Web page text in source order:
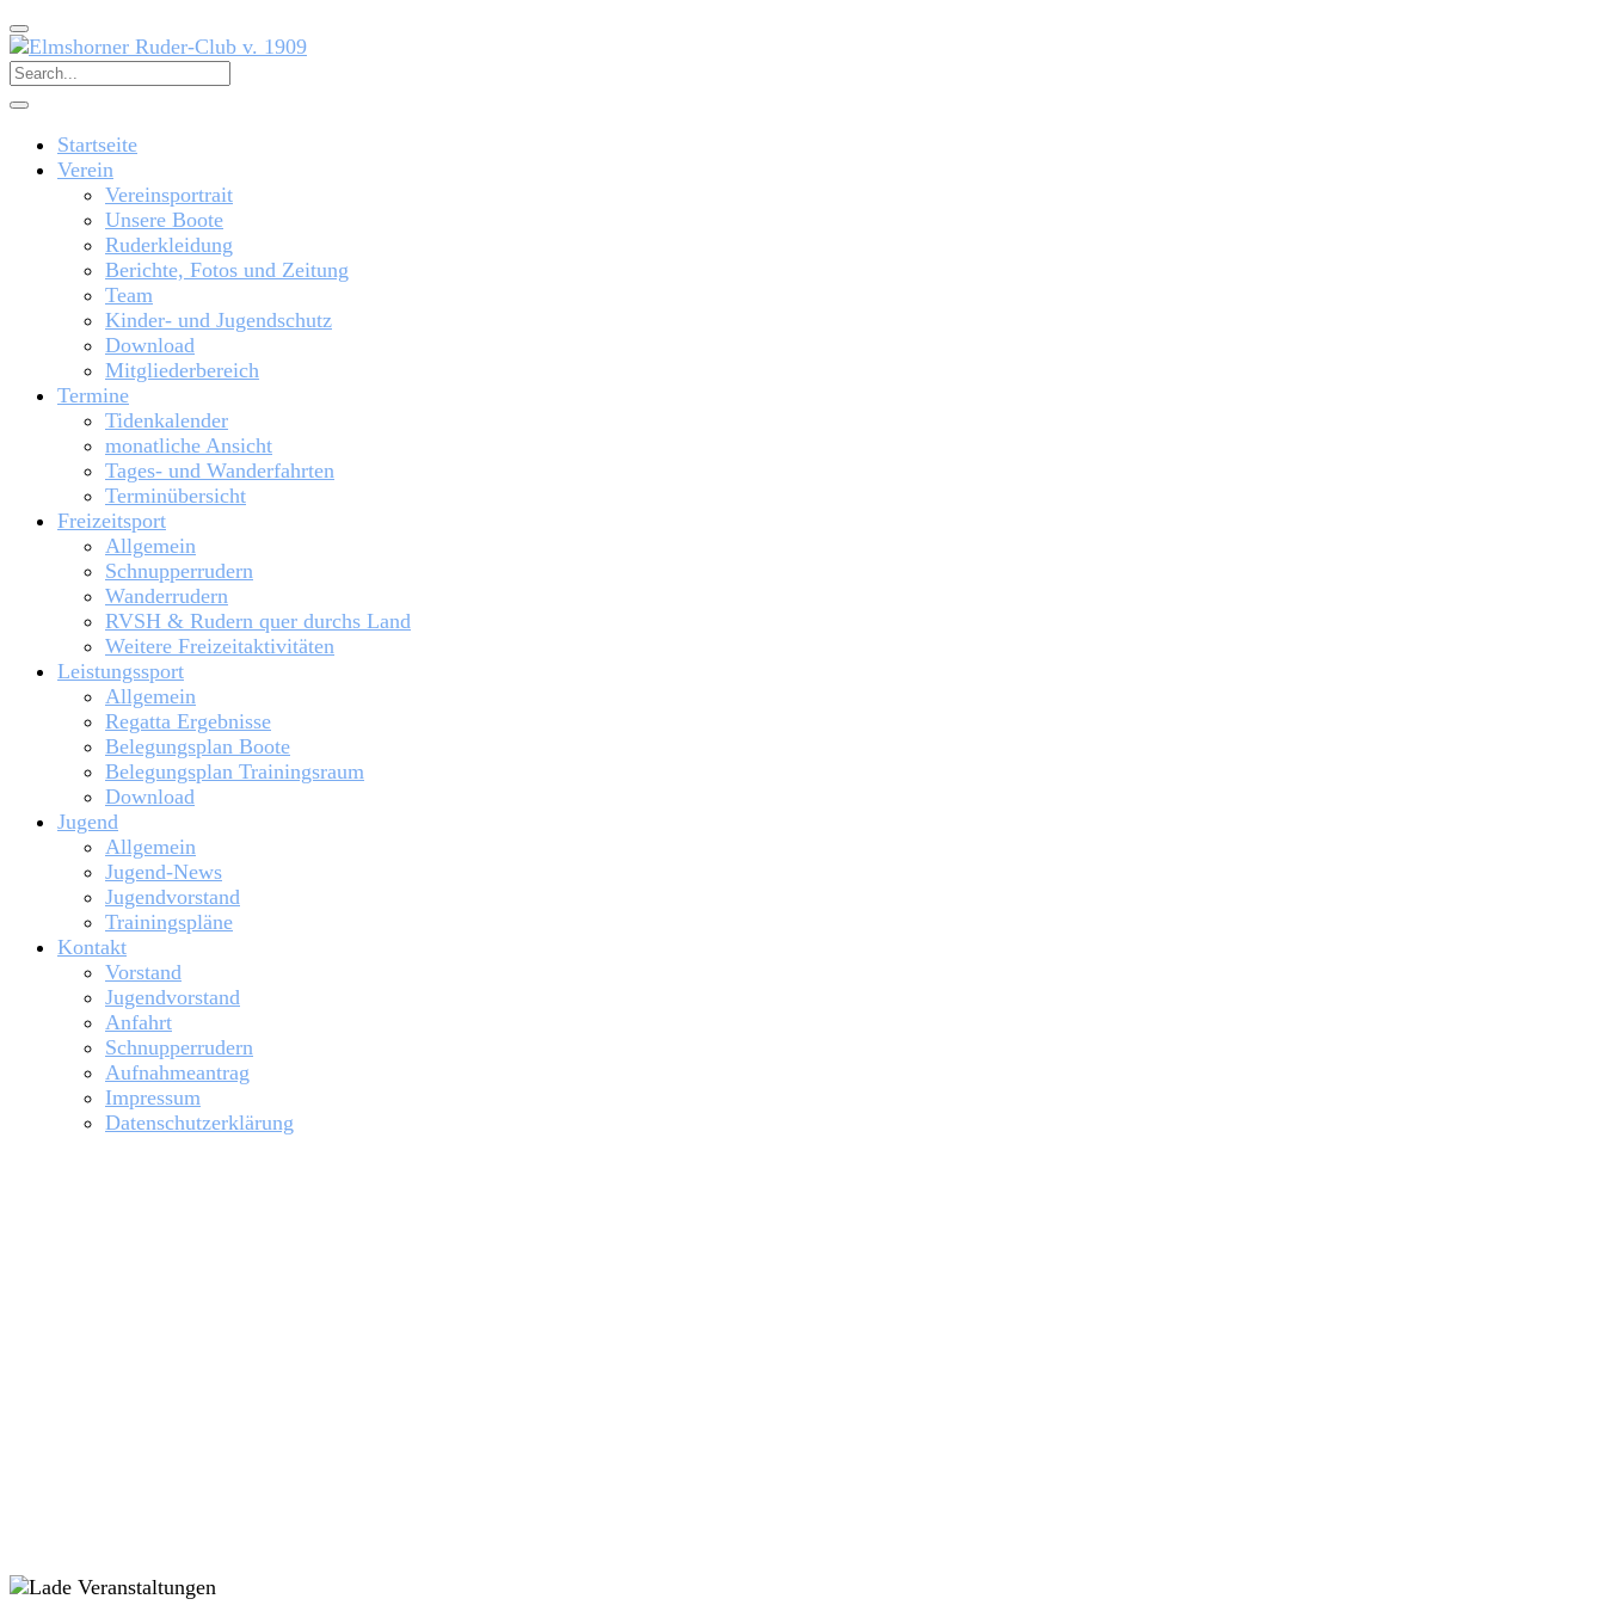
Startseite
Verein
Vereinsportrait
Unsere Boote
Ruderkleidung
Berichte, Fotos und Zeitung
Team
Kinder- und Jugendschutz
Download
Mitgliederbereich
Termine
Tidenkalender
monatliche Ansicht
Tages- und Wanderfahrten
Terminübersicht
Freizeitsport
Allgemein
Schnupperrudern
Wanderrudern
RVSH & Rudern quer durchs Land
Weitere Freizeitaktivitäten
Leistungssport
Allgemein
Regatta Ergebnisse
Belegungsplan Boote
Belegungsplan Trainingsraum
Download
Jugend
Allgemein
Jugend-News
Jugendvorstand
Trainingspläne
Kontakt
Vorstand
Jugendvorstand
Anfahrt
Schnupperrudern
Aufnahmeantrag
Impressum
Datenschutzerklärung